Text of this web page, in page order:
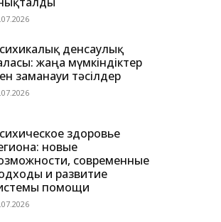
денсаулық
жаңа мүмкіндіктер
заманауи тәсілдер
здоровье
новые
современные
и развитие
помощи